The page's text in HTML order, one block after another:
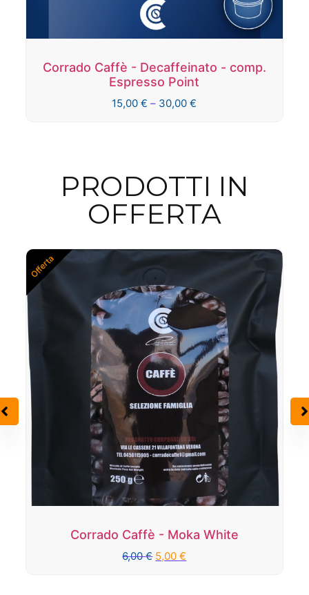
Corrado Caffè - Decaffeinato - comp.
Espresso Point
15,00€ – 30,00€
PRODOTTI IN
OFFERTA
Offerta
Corrado Caffè - Moka White
6,00€ 5,00€